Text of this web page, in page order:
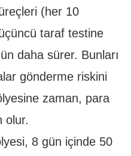
(her 10
taraf testine
daha sürer. Bunları
gönderme riskini
zaman, para
olur.
8 gün içinde 50